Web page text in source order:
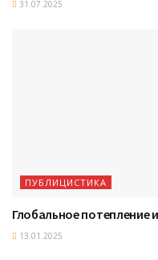
31.07.2025
ПУБЛИЦИСТИКА
Глобальное потепление
13.01.2025